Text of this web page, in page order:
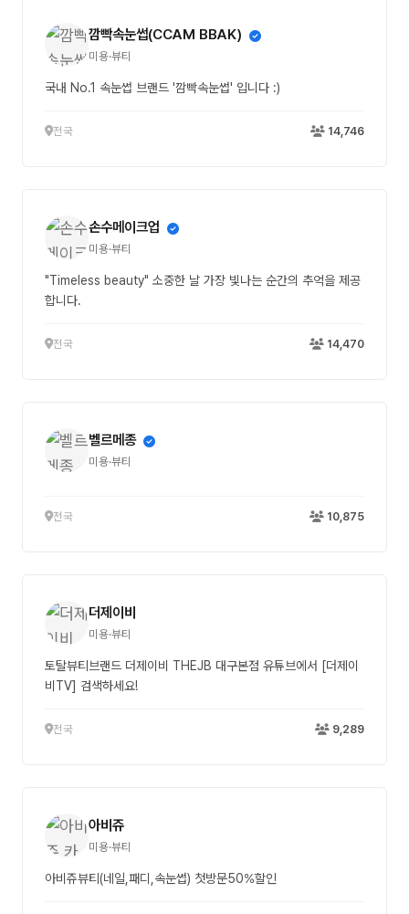
깜빡속눈썹(CCAM BBAK)
미용·뷰티
국내 No.1 속눈썹 브랜드 '깜빡속눈썹' 입니다 :)
전국 14,746
손수메이크업
미용·뷰티
"Timeless beauty" 소중한 날 가장 빛나는 순간의 추억을 제공
합니다.
전국 14,470
벨르메종
미용·뷰티
전국 10,875
더제이비
미용·뷰티
토탈뷰티브랜드 더제이비 THEJB 대구본점 유튜브에서 [더제이
비TV] 검색하세요!
전국 9,289
아비쥬
미용·뷰티
아비쥬뷰티(네일,패디,속눈썹) 첫방문50%할인